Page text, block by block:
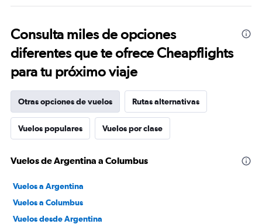
Consulta miles de opciones
diferentes que te ofrece Cheapflights
para tu próximo viaje
Otras opciones de vuelos Rutas alternativas
Vuelos populares Vuelos por clase
Vuelos de Argentina a Columbus
Vuelos a Argentina
Vuelos a Columbus
Vuelos desde Argentina